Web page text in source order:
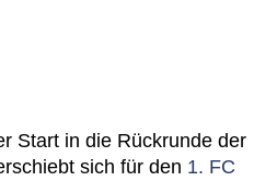
Start in die Rückrunde der
sich für den 1. FC